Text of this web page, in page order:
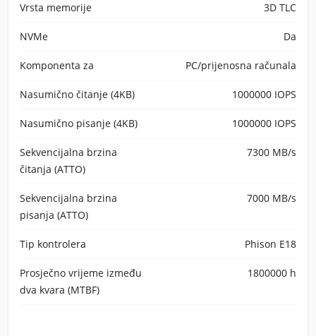
Vrsta memorije 3D TLC
NVMe Da
Komponenta za PC/prijenosna računala
Nasumično čitanje (4KB) 1000000 IOPS
Nasumično pisanje (4KB) 1000000 IOPS
Sekvencijalna brzina
čitanja (ATTO)
7300 MB/s
Sekvencijalna brzina
pisanja (ATTO)
7000 MB/s
Tip kontrolera Phison E18
Prosječno vrijeme između
dva kvara (MTBF)
1800000 h